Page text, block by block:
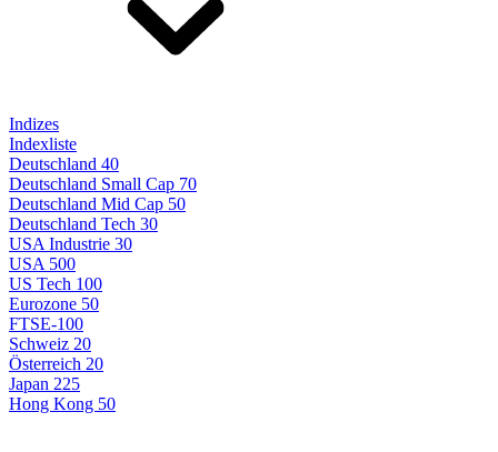
Indizes
Indexliste
Deutschland 40
Deutschland Small Cap 70
Deutschland Mid Cap 50
Deutschland Tech 30
USA Industrie 30
USA 500
US Tech 100
Eurozone 50
FTSE-100
Schweiz 20
Österreich 20
Japan 225
Hong Kong 50